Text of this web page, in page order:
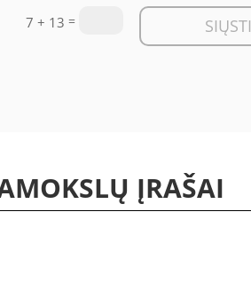
7 + 13 = SIŲSTI
ĮRAŠAI